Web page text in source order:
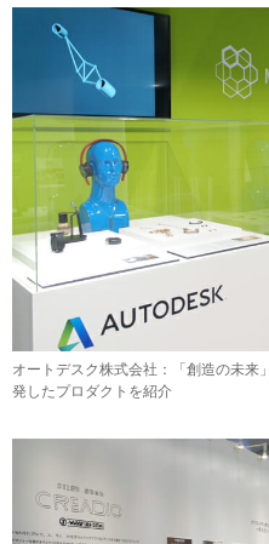
オートデスク株式会社：「創造の未来
発したプロダクトを紹介